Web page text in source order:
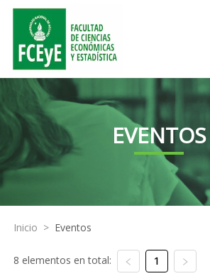
EVENTOS
Inicio > Eventos
8 elementos en total: 1